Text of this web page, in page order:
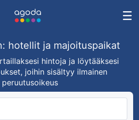
hotellit ja majoituspaikat
hintoja ja löytääksesi
joihin sisältyy ilmainen
peruutusoikeus